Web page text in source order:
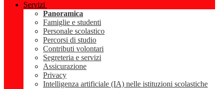
Servizi
Panoramica
Famiglie e studenti
Personale scolastico
Percorsi di studio
Contributi volontari
Segreteria e servizi
Assicurazione
Privacy
Intelligenza artificiale (IA) nelle istituzioni scolastiche